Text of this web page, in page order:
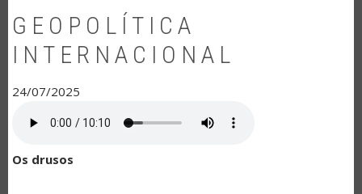
GEOPOLÍTICA
INTERNACIONAL
24/07/2025
Os drusos